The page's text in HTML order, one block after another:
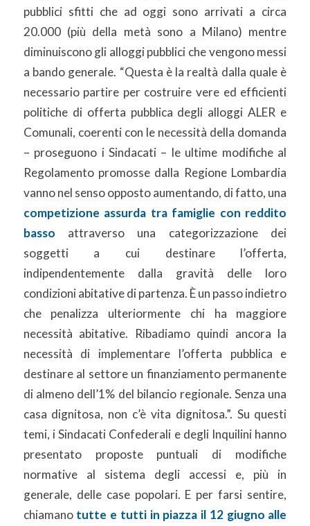
pubblici sfitti che ad oggi sono arrivati a circa
20.000 (più della metà sono a Milano) mentre
diminuiscono gli alloggi pubblici che vengono messi
a bando generale. “Questa è la realtà dalla quale è
necessario partire per costruire vere ed efficienti
politiche di offerta pubblica degli alloggi ALER e
Comunali, coerenti con le necessità della domanda
– proseguono i Sindacati – le ultime modifiche al
Regolamento promosse dalla Regione Lombardia
vanno nel senso opposto aumentando, di fatto, una
competizione assurda tra famiglie con reddito
basso attraverso una categorizzazione dei
soggetti a cui destinare l’offerta,
indipendentemente dalla gravità delle loro
condizioni abitative di partenza. È un passo indietro
che penalizza ulteriormente chi ha maggiore
necessità abitative. Ribadiamo quindi ancora la
necessità di implementare l’offerta pubblica e
destinare al settore un finanziamento permanente
di almeno dell’1% del bilancio regionale. Senza una
casa dignitosa, non c’è vita dignitosa.”. Su questi
temi, i Sindacati Confederali e degli Inquilini hanno
presentato proposte puntuali di modifiche
normative al sistema degli accessi e, più in
generale, delle case popolari. E per farsi sentire,
chiamano tutte e tutti in piazza il 12 giugno alle